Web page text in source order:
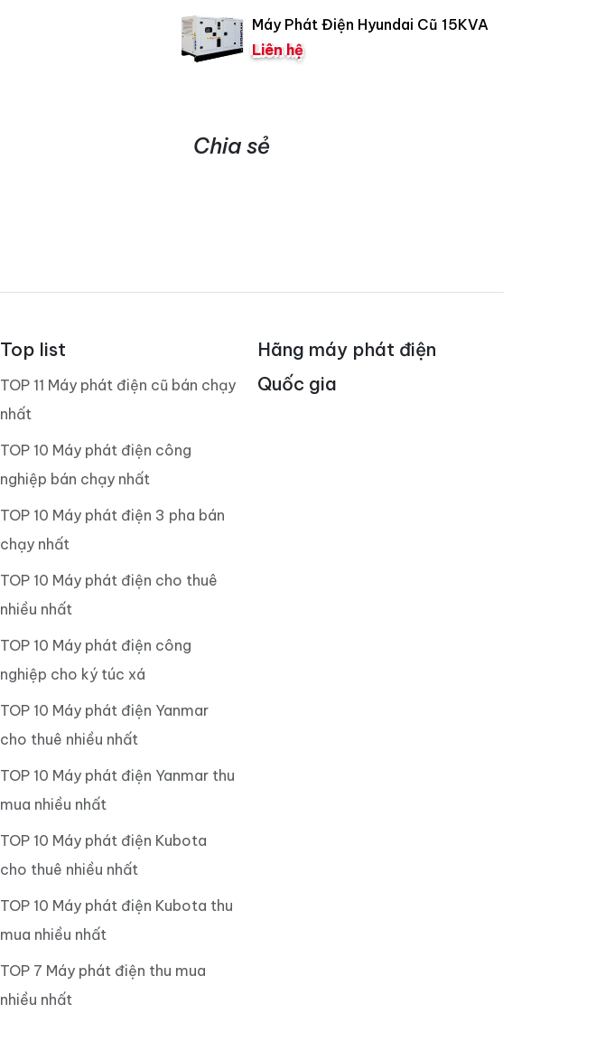
Máy Phát Điện Hyundai Cũ 15KVA
Liên hệ
Chia sẻ
Top list
TOP 11 Máy phát điện cũ bán chạy
nhất
TOP 10 Máy phát điện công
nghiệp bán chạy nhất
TOP 10 Máy phát điện 3 pha bán
chạy nhất
TOP 10 Máy phát điện cho thuê
nhiều nhất
TOP 10 Máy phát điện công
nghiệp cho ký túc xá
TOP 10 Máy phát điện Yanmar
cho thuê nhiều nhất
TOP 10 Máy phát điện Yanmar thu
mua nhiều nhất
TOP 10 Máy phát điện Kubota
cho thuê nhiều nhất
TOP 10 Máy phát điện Kubota thu
mua nhiều nhất
TOP 7 Máy phát điện thu mua
nhiều nhất
Hãng máy phát điện
Quốc gia